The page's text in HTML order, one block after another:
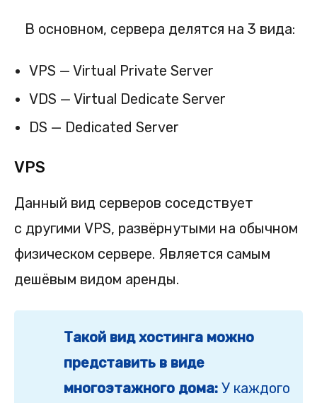
⠀В основном, сервера делятся на 3 вида:
VPS — Virtual Private Server
VDS — Virtual Dedicate Server
DS — Dedicated Server
VPS
Данный вид серверов соседствует
с другими VPS, развёрнутыми на обычном
физическом сервере. Является самым
дешёвым видом аренды.
Такой вид хостинга можно
представить в виде
многоэтажного дома: У каждого